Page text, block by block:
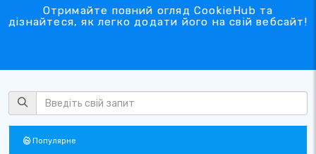
Отримайте повний огляд CookieHub та
дізнайтеся, як легко додати його на свій вебсайт!
Популярне